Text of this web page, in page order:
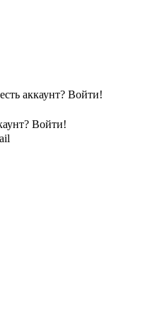
аккаунт? Войти!
Войти!